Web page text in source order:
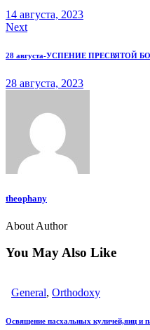
14 августа, 2023
Next
28 августа-УСПЕНИЕ ПРЕСВЯТОЙ
28 августа, 2023
theophany
About Author
You May Also Like
General, Orthodoxy
Освящение пасхальных куличей,яиц и